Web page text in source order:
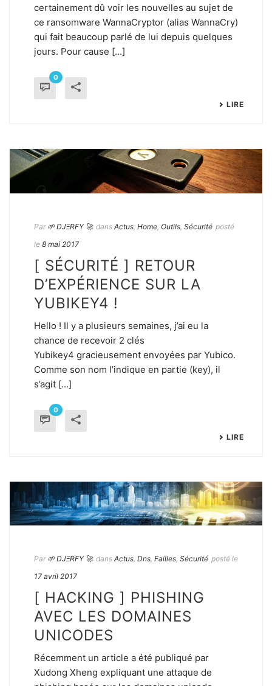
certainement dû voir les nouvelles au sujet de
ce ransomware WannaCryptor (alias WannaCry)
qui fait beaucoup parlé de lui depuis quelques
jours. Pour cause [...]
0
LIRE
Par 🌱 DJΞRFY 🚀 dans Actus Home Outils Sécurité posté
le 8 mai 2017
[ SÉCURITÉ ] RETOUR
D’EXPÉRIENCE SUR LA
YUBIKEY4 !
Hello ! Il y a plusieurs semaines, j’ai eu la
chance de recevoir 2 clés
Yubikey4 gracieusement envoyées par Yubico.
Comme son nom l’indique en partie (key), il
s’agit [...]
0
LIRE
Par 🌱 DJΞRFY 🚀 dans Actus, Dns, Failles, Sécurité posté le
17 avril 2017
[ HACKING ] PHISHING
AVEC LES DOMAINES
UNICODES
Récemment un article a été publiqué par
Xudong Xheng expliquant une attaque de